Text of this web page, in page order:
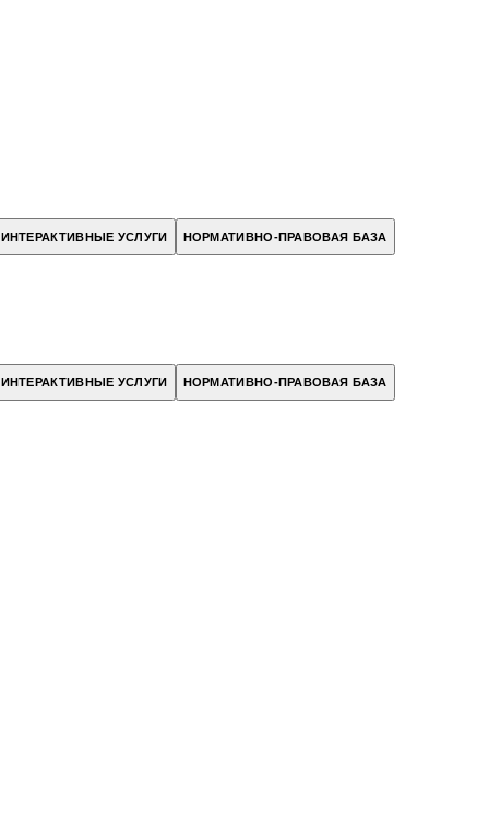
ИНТЕРАКТИВНЫЕ УСЛУГИ НОРМАТИВНО-ПРАВОВАЯ БАЗА
ИНТЕРАКТИВНЫЕ УСЛУГИ НОРМАТИВНО-ПРАВОВАЯ БАЗА